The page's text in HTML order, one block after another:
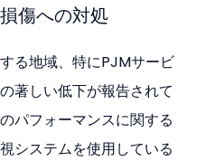
傷への対処
る地域、特にPJMサービ
著しい低下が報告されて
パフォーマンスに関する
システムを使用している